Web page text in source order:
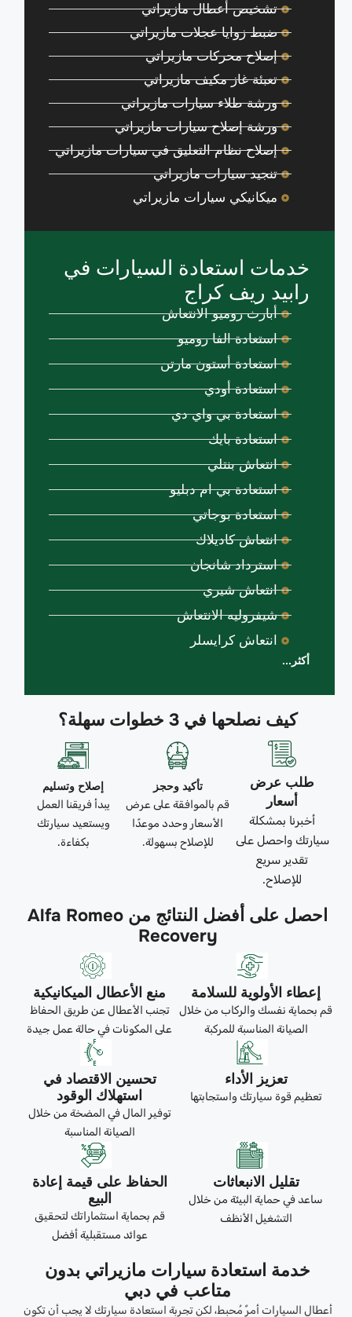
كيف نصلحها في 3 خطوات سهلة؟
طلب عرض
أسعار
أخبرنا بمشكلة
سيارتك واحصل على
تقدير سريع
للإصلاح.
تأكيد وحجز
قم بالموافقة على عرض
الأسعار وحدد موعدًا
للإصلاح بسهولة.
إصلاح وتسليم
يبدأ فريقنا العمل
ويستعيد سيارتك
بكفاءة.
احصل على أفضل النتائج من Alfa Romeo
Recovery
إعطاء الأولوية للسلامة
قم بحماية نفسك والركاب من خلال
الصيانة المناسبة للمركبة
منع الأعطال الميكانيكية
تجنب الأعطال عن طريق الحفاظ
على المكونات في حالة عمل جيدة
تعزيز الأداء
تعظيم قوة سيارتك واستجابتها
تحسين الاقتصاد في
استهلاك الوقود
توفير المال في المضخة من خلال
الصيانة المناسبة
تقليل الانبعاثات
ساعد في حماية البيئة من خلال
التشغيل الأنظف
الحفاظ على قيمة إعادة
البيع
قم بحماية استثماراتك لتحقيق
عوائد مستقبلية أفضل
خدمة استعادة سيارات مازيراتي بدون
متاعب في دبي
أعطال السيارات أمرٌ مُحبط، لكن تجربة استعادة سيارتك لا يجب أن تكون
تشخيص أعطال مازيراتي
ضبط زوايا عجلات مازيراتي
إصلاح محركات مازيراتي
تعبئة غاز مكيف مازيراتي
ورشة طلاء سيارات مازيراتي
ورشة إصلاح سيارات مازيراتي
إصلاح نظام التعليق في سيارات مازيراتي
تنجيد سيارات مازيراتي
ميكانيكي سيارات مازيراتي
خدمات استعادة السيارات في
رابيد ريف كراج
أبارث روميو الانتعاش
استعادة الفا روميو
استعادة أستون مارتن
استعادة أودي
استعادة بي واي دي
استعادة بايك
انتعاش بنتلي
استعادة بي ام دبليو
استعادة بوجاتي
انتعاش كاديلاك
استرداد شانجان
انتعاش شيري
شيفروليه الانتعاش
انتعاش كرايسلر
أكثر...